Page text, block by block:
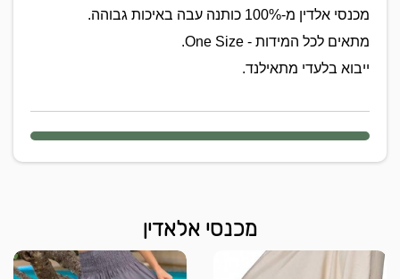
מכנסי אלדין מ-100% כותנה עבה באיכות גבוהה.
מתאים לכל המידות - One Size.
ייבוא בלעדי מתאילנד.
מכנסי אלאדין